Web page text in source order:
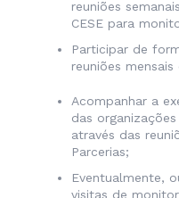
reuniões
CESE para
Participar de
reuniões
Acompanhar a
das
através das
Parcerias;
Eventualmente,
visitas de